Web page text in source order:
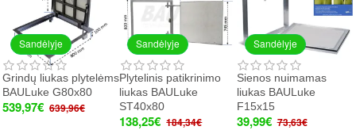
Sandėlyje
Grindų liukas plytelėms
BAULuke G80x80
539,97€ 639,96€
Sandėlyje
Plytelinis patikrinimo
liukas BAULuke
ST40x80
138,25€ 184,34€
Sandėlyje
Sienos nuimamas
liukas BAULuke
F15x15
39,99€ 73,63€